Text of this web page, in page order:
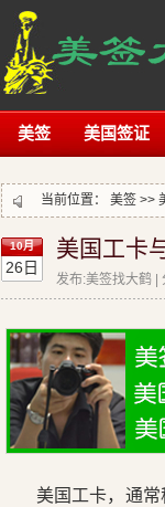
美签 美国签证
当前位置： 美签 >>
10月
26日
美国工卡
发布:美签找大鹤 |
美国工卡，通常